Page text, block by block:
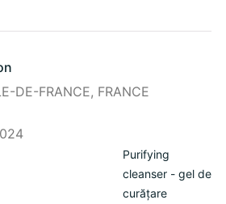
Purifying
cleanser - gel de
curățare